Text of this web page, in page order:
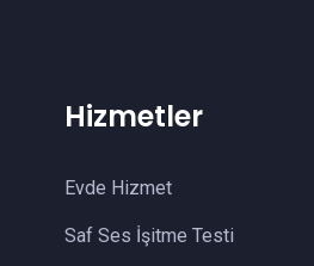
Hizmetler
Evde Hizmet
Saf Ses İşitme Testi